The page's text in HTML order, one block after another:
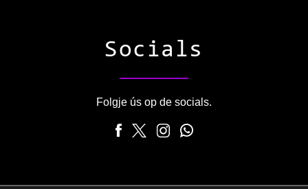
Socials
Folgje ús op de socials.